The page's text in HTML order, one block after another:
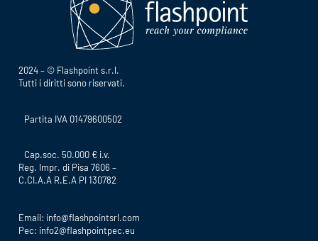
2024 – © Flashpoint s.r.l.
Tutti i diritti sono riservati.
Partita IVA 01479600502
Cap.soc. 50.000 € i.v.
Reg. Impr. di Pisa 7606 –
C.CI.A.A R.E.A PI 130782
Email: info@flashpointsrl.com
Pec: info2@flashpointpec.eu